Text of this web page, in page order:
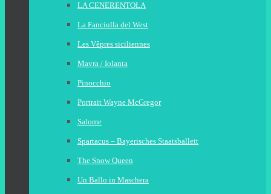
LA CENERENTOLA
La Fanciulla del West
Les Vêpres siciliennes
Mavra / Iolanta
Pinocchio
Portrait Wayne McGregor
Salome
Spartacus – Bayerisches Staatsballett
The Snow Queen
Un Ballo in Maschera